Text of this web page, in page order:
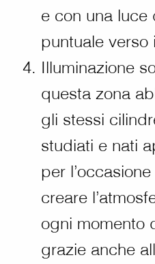
e con una luce
puntuale verso
Illuminazione
questa zona
gli stessi
studiati e nati
per
creare
ogni momento
grazie anche